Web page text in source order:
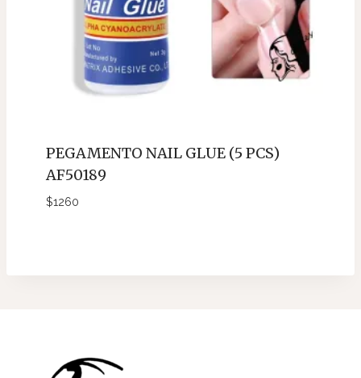
PEGAMENTO NAIL GLUE (5 PCS)
AF50189
$1260